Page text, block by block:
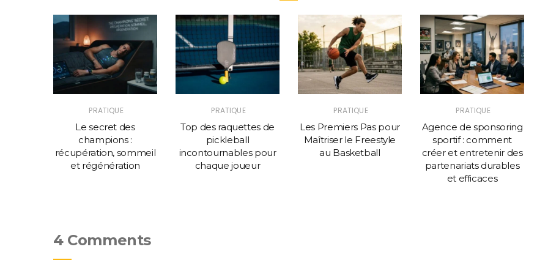
PRATIQUE
Le secret des
champions :
récupération, sommeil
et régénération
PRATIQUE
Top des raquettes de
pickleball
incontournables pour
chaque joueur
PRATIQUE
Les Premiers Pas pour
Maîtriser le Freestyle
au Basketball
PRATIQUE
Agence de sponsoring
sportif : comment
créer et entretenir des
partenariats durables
et efficaces
4 Comments